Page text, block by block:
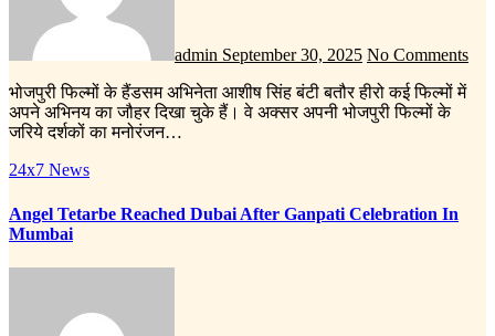
admin September 30, 2025 No Comments
भोजपुरी फिल्मों के हैंडसम अभिनेता आशीष सिंह बंटी बतौर हीरो कई फिल्मों में
अपने अभिनय का जौहर दिखा चुके हैं। वे अक्सर अपनी भोजपुरी फिल्मों के
जरिये दर्शकों का मनोरंजन…
24x7 News
Angel Tetarbe Reached Dubai After Ganpati Celebration In
Mumbai